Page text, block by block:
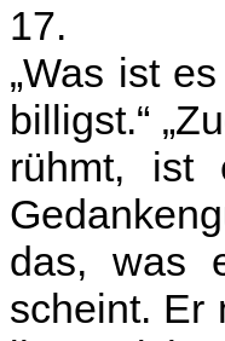
17.
„Was ist
billigst.“
rühmt, ist
das, was
scheint. Er